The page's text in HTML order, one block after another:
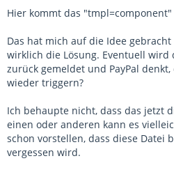
werde ich nicht darauf, dass es
Mail- oder IPN-Prozess die
dann ein Fehler die
Im Zweifelsfall würde ich an anderen
anwenden. Auf den Status
wechseln. (Ich lasse Paypal so
von Status P auf C und sonst nichts.)
Hier kommt das "tmpl=component"
Das hat mich auf die Idee
wirklich die Lösung. Eventuell wird
zurück gemeldet und PayPal
wieder triggern?
Ich behaupte nicht, dass das jetzt
einen oder anderen kann es
schon vorstellen, dass diese Datei
vergessen wird.